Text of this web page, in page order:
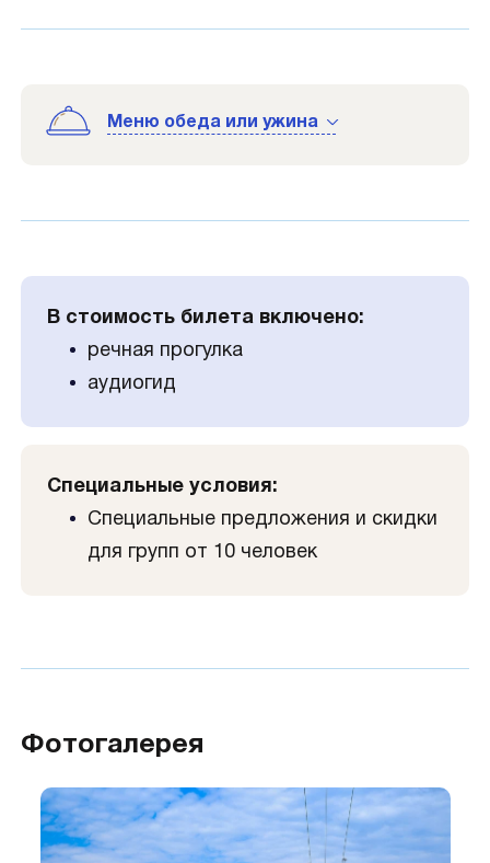
Меню обеда или ужина
В стоимость билета включено:
речная прогулка
аудиогид
Специальные условия:
Специальные предложения и скидки
для групп от 10 человек
Фотогалерея